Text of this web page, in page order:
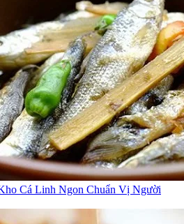
Cá Linh Ngon Chuẩn Vị Người